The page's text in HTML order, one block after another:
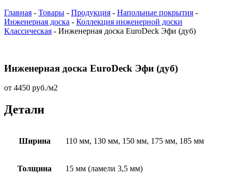
Главная - Товары - Продукция - Напольные покрытия -
Инженерная доска - Коллекция инженерной доски
Классическая - Инженерная доска EuroDeck Эфи (дуб)
Инженерная доска EuroDeck Эфи (дуб)
от 4450 руб./м2
Детали
Ширина 110 мм, 130 мм, 150 мм, 175 мм, 185 мм
Толщина 15 мм (ламели 3,5 мм)